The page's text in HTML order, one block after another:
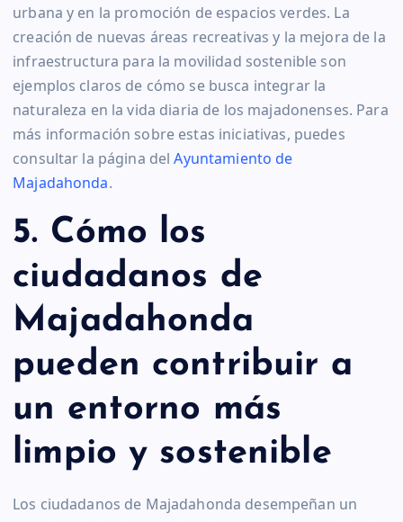
urbana y en la promoción de espacios verdes. La
creación de nuevas áreas recreativas y la mejora de la
infraestructura para la movilidad sostenible son
ejemplos claros de cómo se busca integrar la
naturaleza en la vida diaria de los majadonenses. Para
más información sobre estas iniciativas, puedes
consultar la página delAyuntamiento de
Majadahonda.
5. Cómo los
ciudadanos de
Majadahonda
pueden contribuir a
un entorno más
limpio y sostenible
Los ciudadanos de Majadahonda desempeñan un